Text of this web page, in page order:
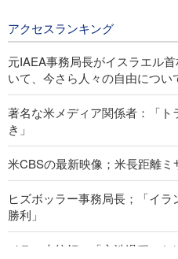
アクセスランキング
元IAEA事務局長がイスラエル
いて、今さら人々の自由につい
著名な米メディア関係者：「
き」
米CBSの最新映像；米長距離
ヒズボッラー事務局長；「イ
勝利」
イラン大統領；「交渉過程に